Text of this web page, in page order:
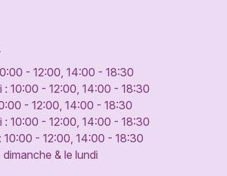
- 12:00, 14:00 - 18:30
: 10:00 - 12:00, 14:00 - 18:30
- 12:00, 14:00 - 18:30
: 10:00 - 12:00, 14:00 - 18:30
10:00 - 12:00, 14:00 - 18:30
dimanche & le lundi